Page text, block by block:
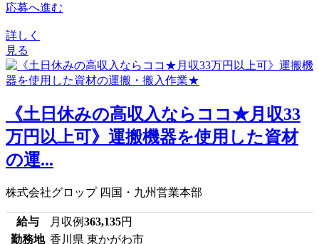
応募へ進む
詳しく
見る
《土日休みの高収入ならココ★月収33
万円以上可》運搬機器を使用した資材
の運...
株式会社グロップ 四国・九州営業本部
給与 月収例363,135円
勤務地 香川県 東かがわ市